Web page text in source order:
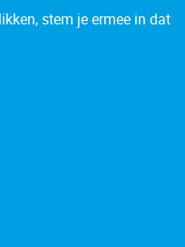
stem je ermee in dat